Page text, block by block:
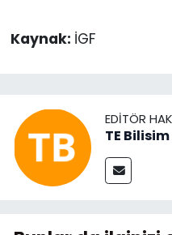
Kaynak: İGF
EDITÖR
TE Bilisim